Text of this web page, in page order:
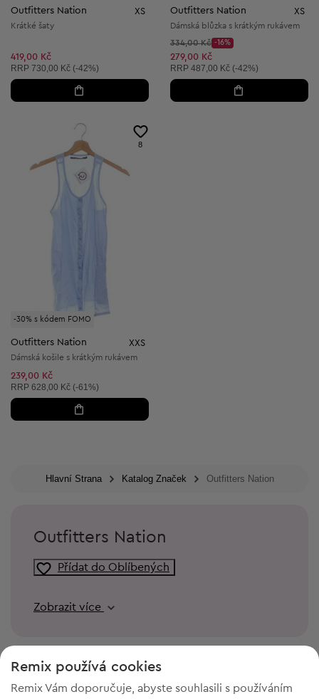
Outfitters Nation XS
Krátké šaty
419,00 Kč
Doporučená cena:
RRP 730,00 Kč (-42%)
Outfitters Nation XS
Dámská blůzka s krátkým rukávem
Původní cena:
334,00 Kč
Discount Price:
-16%
Snížená cena:
279,00 Kč
Doporučená cena:
RRP 487,00 Kč (-42%)
-30% s kódem FOMO
8
Outfitters Nation XXS
Dámská košile s krátkým rukávem
239,00 Kč
Doporučená cena:
RRP 628,00 Kč (-61%)
Hlavní Strana Katalog Značek Outfitters Nation
Outfitters Nation
Přídat do Oblíbených
Zobrazit více
Remix používá cookies
Remix Vám doporučuje, abyste souhlasili s používáním